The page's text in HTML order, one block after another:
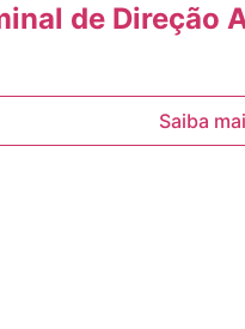
de Direção
Saiba